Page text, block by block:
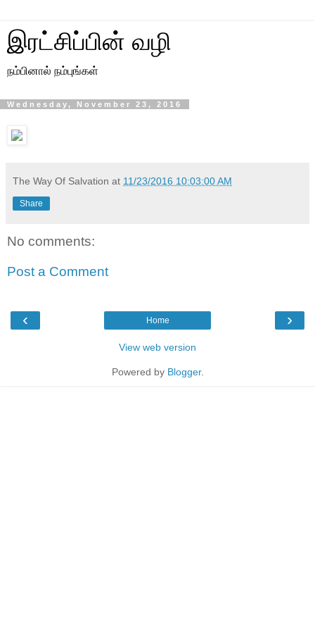
இரட்சிப்பின் வழி
நம்பினால் நம்புங்கள்
Wednesday, November 23, 2016
The Way Of Salvation at 11/23/2016 10:03:00 AM
Share
No comments:
Post a Comment
‹ ›
Home
View web version
Powered by Blogger.